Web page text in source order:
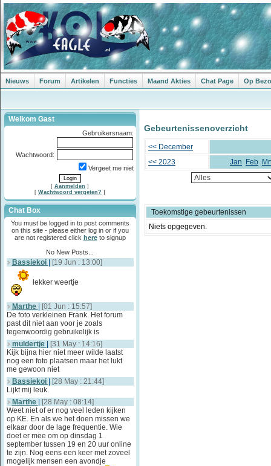
Nieuws Forum Artikelen Functies Maand Akties Chat Page Op
Welkom Gast
Gebruikersnaam:
Wachtwoord:
Vergeet me niet
[ Aanmelden ]
[ Wachtwoord vergeten? ]
Chat Box
You must be logged in to post comments
on this site - please either log in or if you
are not registered click hereto signup
No New Posts...
Bassiekoi [19 Jun : 13:00]
lekker weertje
Marthe
[01 Jun : 15:57]
De foto verkleinen Frank. Het forum
past dit niet aan voor je zoals
tegenwoordig gebruikelijk is
muldertje
[31 May : 14:16]
Kijk bijna hier niet meer wilde laatst
nog een foto plaatsen maar het lukt
me gewoon niet
Bassiekoi
[28 May : 21:44]
Lijkt mij leuk.
Marthe
[28 May : 08:14]
Weet niet of er nog veel leden kijken
op KE. En als we het doen missen we
elkaar door de lage frequentie. Wie
doet er mee om op dinsdag 1
september tussen 19 en 20 uur online
te zijn. Nog eens een keer met zoveel
mogelijk mensen een avondje
Gebeurtenissenoverzicht
<< December
<< 2023
Jan Feb
Toekomstige gebeurtenissen
Niets opgegeven.